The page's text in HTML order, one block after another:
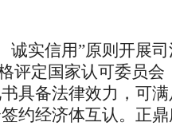
诚实信用”原则 开展
评定国家认可委员会
具备法律效力， 可满
约经济体互认。 正